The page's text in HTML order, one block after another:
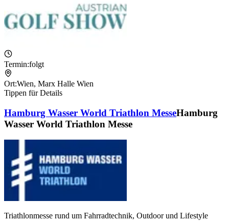
Termin:folgt
Ort:Wien, Marx Halle Wien
Tippen für Details
Hamburg Wasser World Triathlon MesseHamburg
Wasser World Triathlon Messe
Triathlonmesse rund um Fahrradtechnik, Outdoor und Lifestyle